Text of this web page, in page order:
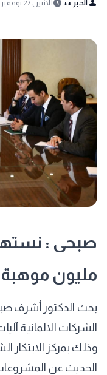
person الخبر ++ schedule الاثنين 27 نوفمبر 2023
صبحى :
مليون
بحث الدكتور أشرف
الشركات الالمانية
وذلك بمركز الابتكار
الحديث عن المشروعات